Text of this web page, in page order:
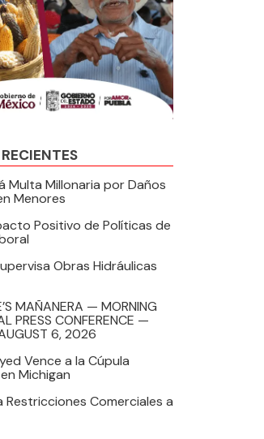
Multa Millonaria por Daños
Menores
Positivo de Políticas de
Obras Hidráulicas
MAÑANERA — MORNING
PRESS CONFERENCE —
6, 2026
Vence a la Cúpula
Michigan
Restricciones Comerciales a